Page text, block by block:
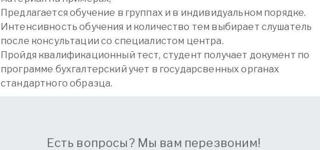
Предлагается обучение в группах и в индивидуальном порядке.
Интенсивность обучения и количество тем выбирает слушатель
после консультации со специалистом центра.
Пройдя квалификационный тест, студент получает документ по
программе бухгалтерский учет в государсвенных органах
стандартного образца.
Есть вопросы? Мы вам перезвоним!